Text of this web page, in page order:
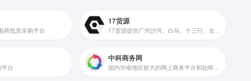
商批发采购平台
17货源
台
中科商务网